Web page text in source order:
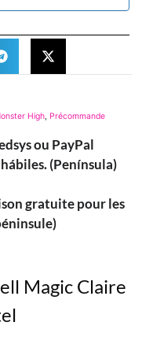
High, Précommande
ou PayPal
(Península)
gratuite pour les
Magic Claire